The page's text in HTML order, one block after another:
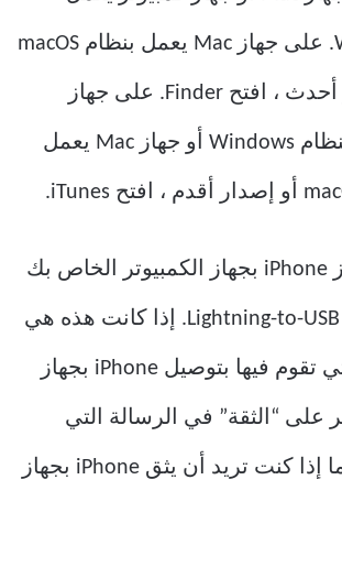
بنظام Windows. على جهاز Mac يعمل بنظام macOS
10.15 أو إصدار أحدث ، افتح Finder. على جهاز
كمبيوتر يعمل بنظام Windows أو جهاز Mac يعمل
قم بتوصيل جهاز iPhone بجهاز الكمبيوتر الخاص بك
باستخدام كابل Lightning-to-USB. إذا كانت هذه هي
المرة الأولى التي تقوم فيها بتوصيل iPhone بجهاز
على “الثقة” في الرسالة التي
تظهر تسألك عما إذا كنت تريد أن يثق iPhone بجهاز